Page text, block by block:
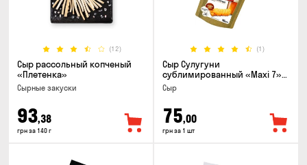
(12)
Сыр рассольный копченый
«Плетенка»
Cырные закуски
93,38
грн за 140 г
(1)
Сыр Сулугуни
сублимированный «Maxi 7»
кусочки, 30г
Сыр
75,00
грн за 1 шт